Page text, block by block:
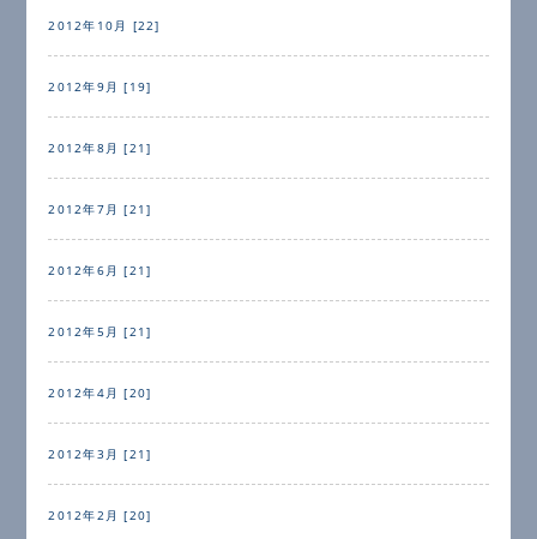
2012年10月 [22]
2012年9月 [19]
2012年8月 [21]
2012年7月 [21]
2012年6月 [21]
2012年5月 [21]
2012年4月 [20]
2012年3月 [21]
2012年2月 [20]